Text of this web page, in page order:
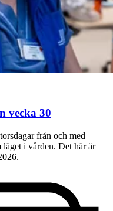
vecka 30
från och med
läget i vården. Det här är